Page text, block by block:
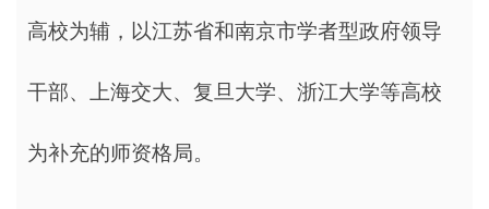
高校为辅，以江苏省和南京市学者型政府领导
干部、上海交大、复旦大学、浙江大学等高校
为补充的师资格局。